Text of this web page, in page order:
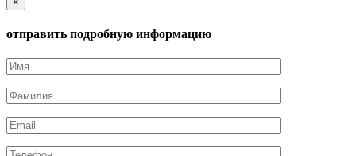
отправить подробную информацию